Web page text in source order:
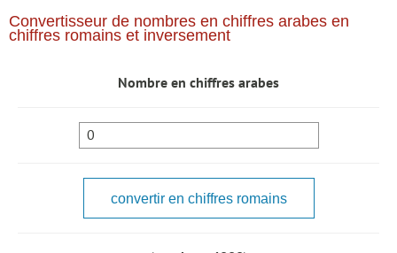
Convertisseur de nombres en chiffres arabes en
chiffres romains et inversement
Nombre en chiffres arabes